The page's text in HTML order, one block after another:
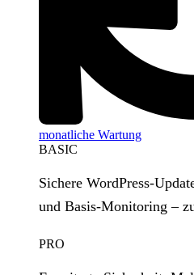
monatliche Wartung
BASIC
Sichere
und Basis‑Monitoring –
PRO